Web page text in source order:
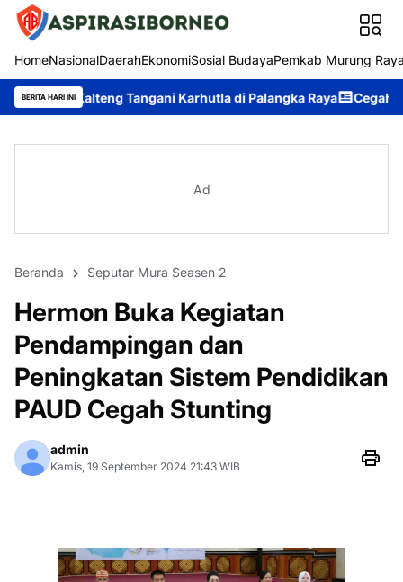
HomeNasionalDaerahEkonomiSosial BudayaPemkab Murung
BERITA HARI INI
Tangani Karhutla di Palangka Raya Cegah Premanisme,
Ad
Beranda Seputar Mura Seasen 2
Hermon Buka Kegiatan
Pendampingan dan
Peningkatan Sistem Pendidikan
PAUD Cegah Stunting
admin
Kamis, 19 September 2024 21:43 WIB